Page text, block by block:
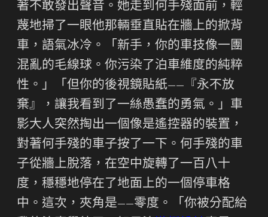
著不敢發出聲音。她走到何手殘面前，輕
蔑地掃了一眼他那輛垂直貼在牆上的掀背
車，語氣冰冷。「新手，你的車技像一團
混亂的毛線球。你污染了泊車維度的純粹
性。」「但你的後視鏡貼紙——『永不放
棄』，讓我看到了一絲愚蠢的勇氣。」車
影大人突然掏出一個像是遙控器的裝置，
對著何手殘的車子按了一下。何手殘的車
子從牆上脫落，在空中旋轉了一百八十
度，穩穩地停在了地面上的一個停車格
中。這次，夾角是——零度。「你被分配給